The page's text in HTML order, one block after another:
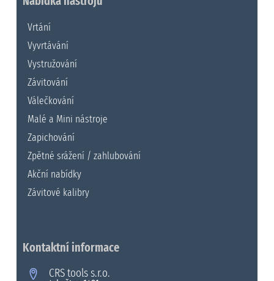
Vrtání
Vyvrtávání
Vystružování
Závitování
Válečkování
Malé a Mini nástroje
Zapichování
Zpětné srážení / zahlubování
Akční nabídky
Závitové kalibry
Kontaktní informace
CRS tools s.r.o.